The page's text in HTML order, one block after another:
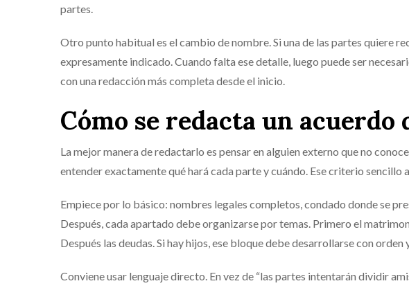
partes.
Otro punto habitual es el cambio de nombre. Si una de las partes quiere
expresamente indicado. Cuando falta ese detalle, luego puede ser
con una redacción más completa desde el inicio.
Cómo se redacta un
La mejor manera de redactarlo es pensar en alguien externo que no
entender exactamente qué hará cada parte y cuándo. Ese criterio
Empiece por lo básico: nombres legales completos, condado donde se
Después, cada apartado debe organizarse por temas. Primero el
Después las deudas. Si hay hijos, ese bloque debe desarrollarse con orden
Conviene usar lenguaje directo. En vez de “las partes intentarán dividir